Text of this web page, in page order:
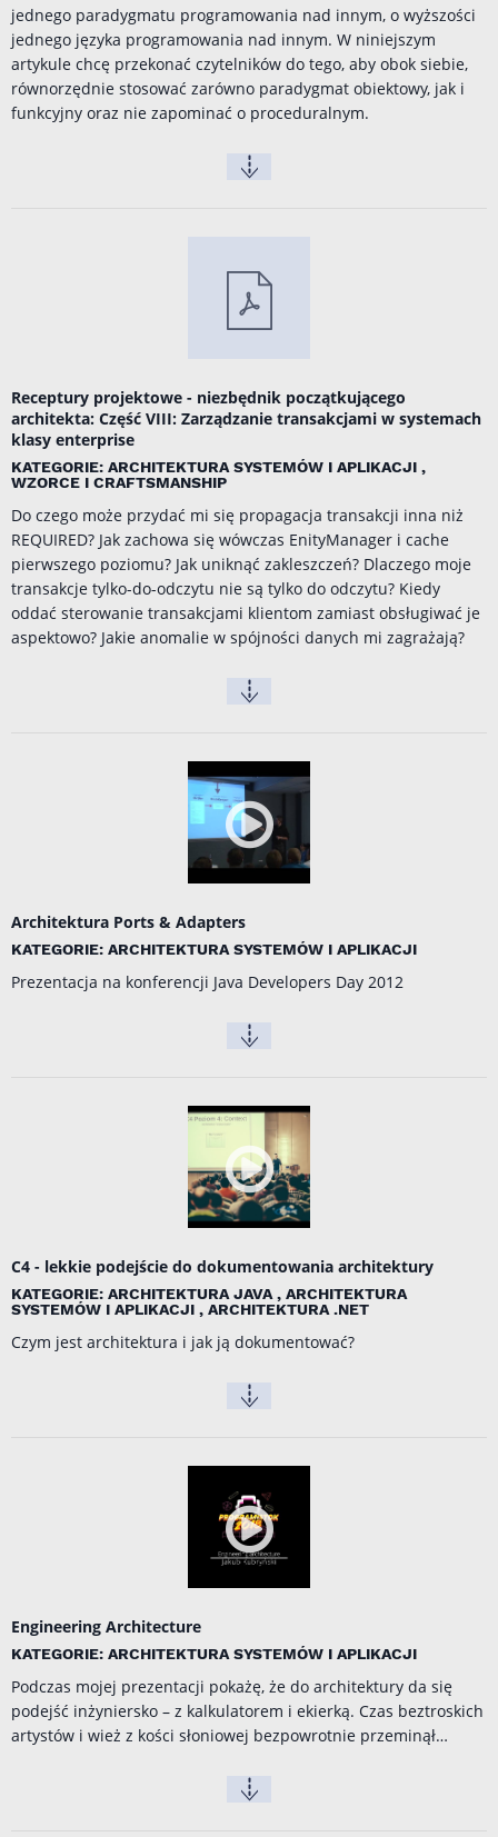
jednego paradygmatu programowania nad innym, o wyższości
jednego języka programowania nad innym. W niniejszym
artykule chcę przekonać czytelników do tego, aby obok siebie,
równorzędnie stosować zarówno paradygmat obiektowy, jak i
funkcyjny oraz nie zapominać o proceduralnym.
Receptury projektowe - niezbędnik początkującego
architekta: Część VIII: Zarządzanie transakcjami w systemach
klasy enterprise
KATEGORIE: ARCHITEKTURA SYSTEMÓW I APLIKACJI ,
WZORCE I CRAFTSMANSHIP
Do czego może przydać mi się propagacja transakcji inna niż
REQUIRED? Jak zachowa się wówczas EnityManager i cache
pierwszego poziomu? Jak uniknąć zakleszczeń? Dlaczego moje
transakcje tylko-do-odczytu nie są tylko do odczytu? Kiedy
oddać sterowanie transakcjami klientom zamiast obsługiwać je
aspektowo? Jakie anomalie w spójności danych mi zagrażają?
Architektura Ports & Adapters
KATEGORIE: ARCHITEKTURA SYSTEMÓW I APLIKACJI
Prezentacja na konferencji Java Developers Day 2012
C4 - lekkie podejście do dokumentowania architektury
KATEGORIE: ARCHITEKTURA JAVA , ARCHITEKTURA
SYSTEMÓW I APLIKACJI , ARCHITEKTURA .NET
Czym jest architektura i jak ją dokumentować?
Engineering Architecture
KATEGORIE: ARCHITEKTURA SYSTEMÓW I APLIKACJI
Podczas mojej prezentacji pokażę, że do architektury da się
podejść inżyniersko – z kalkulatorem i ekierką. Czas beztroskich
artystów i wież z kości słoniowej bezpowrotnie przeminął…